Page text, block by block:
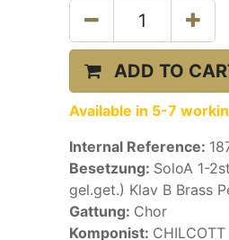
ADD TO
Available in 5-7
Internal Reference:
Besetzung: SoloA 1-
gel.get.) Klav B Brass
Gattung: Chor
Komponist: